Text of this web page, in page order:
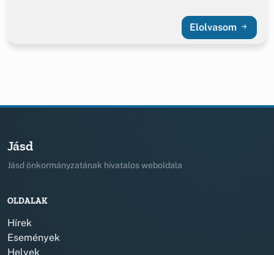
Elolvasom
Jásd
Jásd önkormányzatának hivatalos weboldala
OLDALAK
Hírek
Események
Helyek